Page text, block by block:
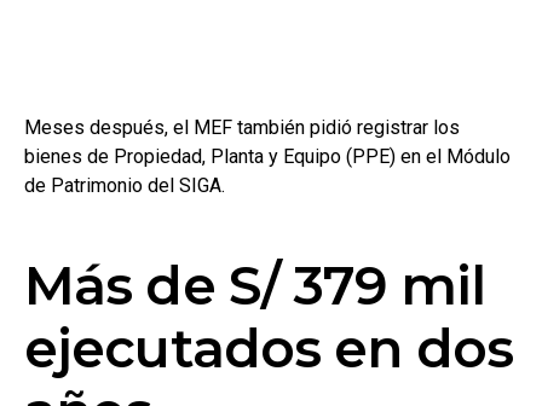
Meses después, el MEF también pidió registrar los
bienes de Propiedad, Planta y Equipo (PPE) en el Módulo
de Patrimonio del SIGA.
Más de S/ 379 mil
ejecutados en dos